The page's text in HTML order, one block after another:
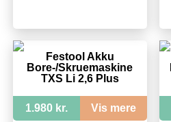
Festool Akku
Bore-/Skruemaskine
TXS Li 2,6 Plus
1.980 kr. Vis mere